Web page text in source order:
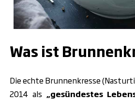
Was ist
Die echte Brunnenkresse
2014 als „gesündestes